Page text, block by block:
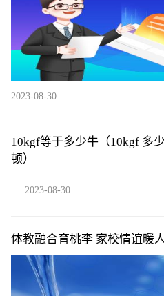
2023-08-30
10kgf等于多少牛（10kgf 多
顿）
2023-08-30
体教融合育桃李 家校情谊
镇中心小学家长向学校赠送